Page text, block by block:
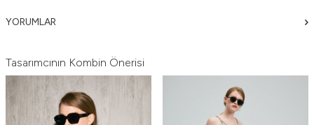
YORUMLAR
Tasarımcının Kombin Önerisi